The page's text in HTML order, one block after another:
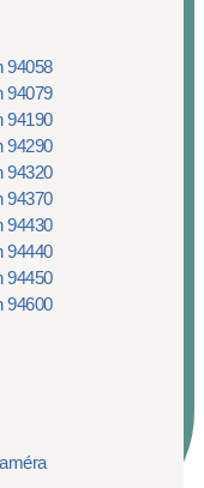
94058
94079
94190
94290
94320
94370
94430
94440
94450
94600